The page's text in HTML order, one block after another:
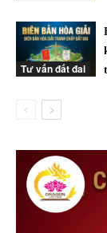
Tư vấn đất đai